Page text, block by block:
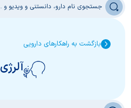
بازگشت به راهکارهای دارویی
آلرژی